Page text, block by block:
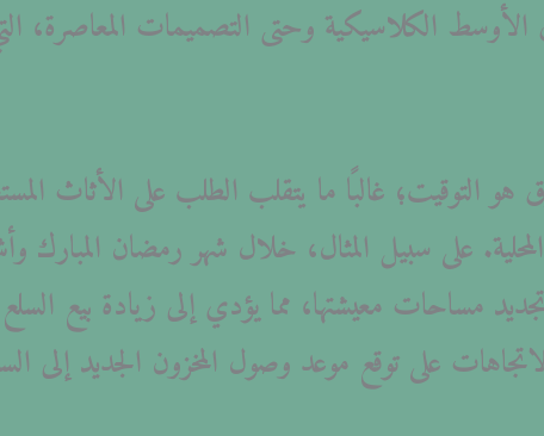
الكلاسيكية وحتى التصميمات المعاصرة،
هو التوقيت؛ غالبًا ما يتقلب الطلب على الأثاث
على سبيل المثال، خلال شهر رمضان المبارك
مساحات معيشتها، مما يؤدي إلى زيادة بيع السلع
على توقع موعد وصول المخزون الجديد إلى